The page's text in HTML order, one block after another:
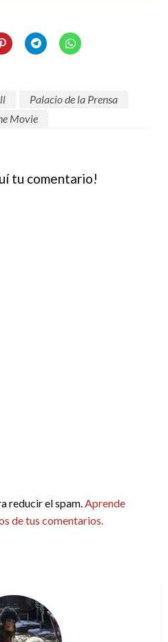
Palacio de la Prensa
Movie
tu comentario!
reducir el spam.Aprende
de tus comentarios.